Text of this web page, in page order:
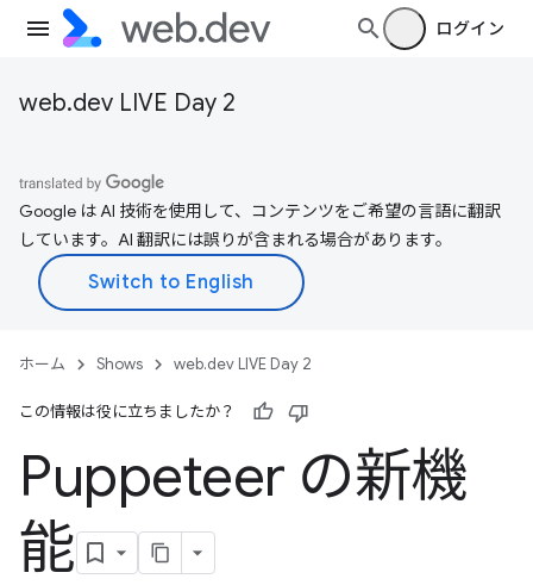
ログイン
web.dev LIVE Day 2
Google は AI 技術を使用して、コンテンツをご希望の言語に翻訳
しています。AI 翻訳には誤りが含まれる場合があります。
ホーム Shows web.dev LIVE Day 2
この情報は役に立ちましたか？
Puppeteer の新機
能